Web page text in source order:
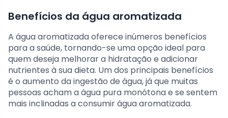
Benefícios da água aromatizada
A água aromatizada oferece inúmeros benefícios
para a saúde, tornando-se uma opção ideal para
quem deseja melhorar a hidratação e adicionar
nutrientes à sua dieta. Um dos principais benefícios
é o aumento da ingestão de água, já que muitas
pessoas acham a água pura monótona e se sentem
mais inclinadas a consumir água aromatizada.